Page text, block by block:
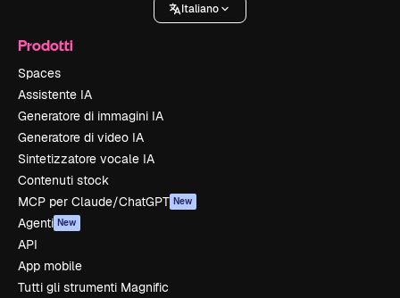
Italiano
Prodotti
Spaces
Assistente IA
Generatore di immagini IA
Generatore di video IA
Sintetizzatore vocale IA
Contenuti stock
MCP per Claude/ChatGPT New
Agenti New
API
App mobile
Tutti gli strumenti Magnific